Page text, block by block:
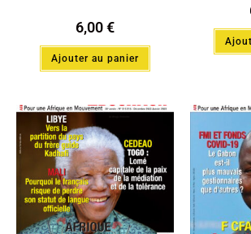
6,00€
Ajouter au panier